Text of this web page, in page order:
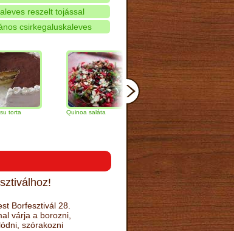
reszelt tojással
csirkegaluskaleves
Quinoa saláta Mandulás kifli
narancs
Borfesztivál 28.
várja a borozni,
szórakozni